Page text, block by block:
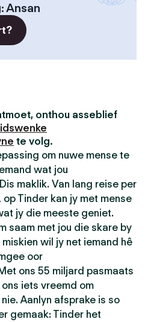
:Ansan
onthou asseblief
te volg.
om nuwe mense te
wat jou
maklik. Van lang reise per
Tinder kan jy met mense
jy die meeste geniet.
saam met jou die skare by
wil jy net iemand hê
oor
ons 55 miljard pasmaats
iets vreemd om
Aanlyn afsprake is so
gemaak: Tinder het